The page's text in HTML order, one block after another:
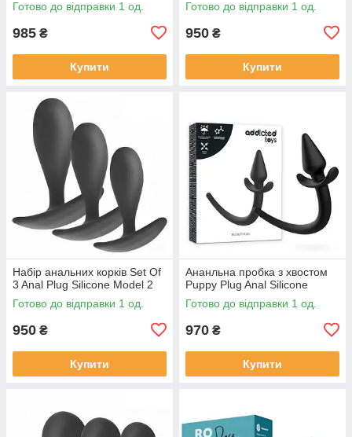
Готово до відправки 1 од.
985 ₴
Купити
Готово до відправки 1 од.
950 ₴
Купити
Набір анальних корків Set Of
3 Anal Plug Silicone Model 2
Готово до відправки 1 од.
950 ₴
Купити
Ананльна пробка з хвостом
Puppy Plug Anal Silicone
Готово до відправки 1 од.
970 ₴
Купити